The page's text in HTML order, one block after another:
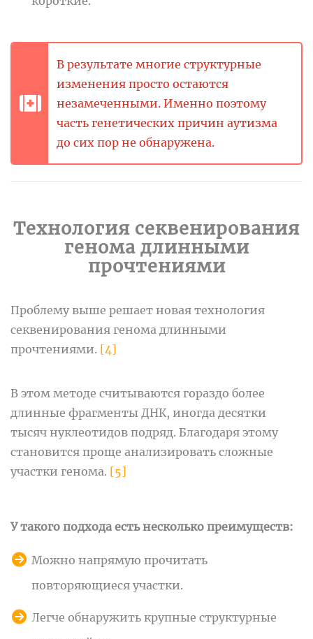
В результате многие структурные
изменения просто остаются
незамеченными. Именно поэтому
часть генетических причин аутизма
до сих пор не обнаружена.
Технология секвенирования
генома длинными
прочтениями
Проблему выше решает новая технология
секвенирования генома длинными
прочтениями. [4]
В этом методе считываются гораздо более
длинные фрагменты ДНК, иногда десятки
тысяч нуклеотидов подряд. Благодаря этому
становится проще анализировать сложные
участки генома. [5]
У такого подхода есть несколько преимуществ:
Можно напрямую прочитать
повторяющиеся участки.
Легче обнаружить крупные структурные